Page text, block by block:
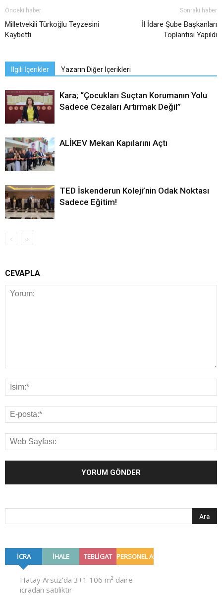
Önceki haber
Milletvekili Türkoğlu Teyzesini
Kaybetti
Sonraki haber
İl İdare Şube Başkanları
Toplantısı Yapıldı
İlgili İçerikler Yazarın Diğer İçerikleri
Kara; “Çocukları Suçtan Korumanın Yolu
Sadece Cezaları Artırmak Değil”
ALİKEV Mekan Kapılarını Açtı
TED İskenderun Koleji’nin Odak Noktası
Sadece Eğitim!
CEVAPLA